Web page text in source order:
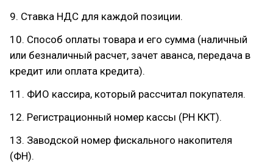
9. Ставка НДС для каждой позиции.
10. Способ оплаты товара и его сумма (наличный
или безналичный расчет, зачет аванса, передача в
кредит или оплата кредита).
11. ФИО кассира, который рассчитал покупателя.
12. Регистрационный номер кассы (РН ККТ).
13. Заводской номер фискального накопителя
(ФН).